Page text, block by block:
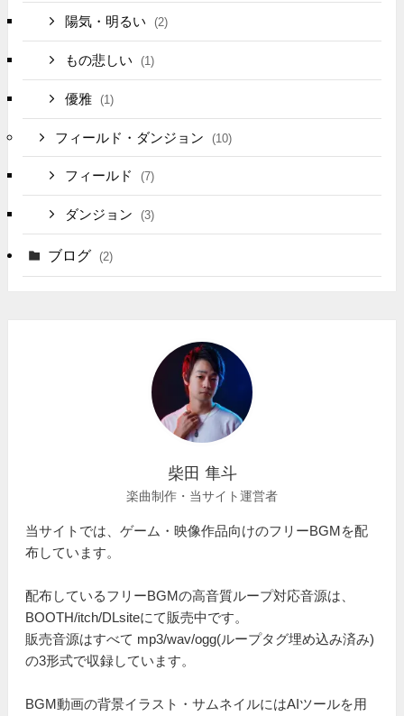
陽気・明るい (2)
もの悲しい (1)
優雅 (1)
フィールド・ダンジョン (10)
フィールド (7)
ダンジョン (3)
ブログ (2)
柴田 隼斗
楽曲制作・当サイト運営者
当サイトでは、ゲーム・映像作品向けのフリーBGMを配
布しています。
配布しているフリーBGMの高音質ループ対応音源は、
BOOTH/itch/DLsiteにて販売中です。
販売音源はすべて mp3/wav/ogg(ループタグ埋め込み済み)
の3形式で収録しています。
BGM動画の背景イラスト・サムネイルにはAIツールを用